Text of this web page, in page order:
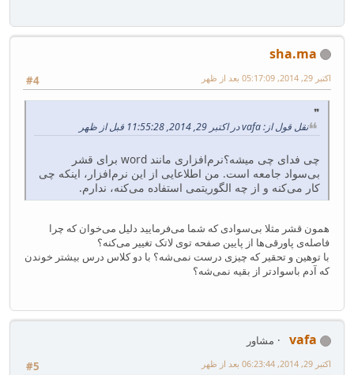
sha.ma
#4 اکتبر 29, 2014, 05:17:09 بعد از ظهر
نقل قول از: vafa در اکتبر 29, 2014, 11:55:28 قبل از ظهر
چی فدای چی میشه؟نرم‌افزاری مانند word برای قشر
بی‌سواد جامعه است. من اطلاعایی از این نرم‌افزار، اینکه چی
کار می‌کنه و از چه الگوریتمی استفاده می‌کنه، ندارم.
همون قشر مثلا بی‌سوادی که شما می‌فرمایید دلیل می‌خوان که چرا
فاصله‌ی پاورقی‌ها از پایین صفحه توی لاتک تغییر می‌کنه؟
با توهین و تحقیر که چیزی درست نمی‌شه؟ با دو کلاس درس بیشتر خوندن
که آدم باسوادتر از بقیه نمی‌شه؟
vafa
مشاور
#5
اکتبر 29, 2014, 06:23:44 بعد از ظهر